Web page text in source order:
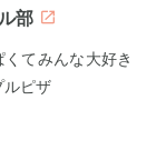
部
くてみんな大好き
ルピザ